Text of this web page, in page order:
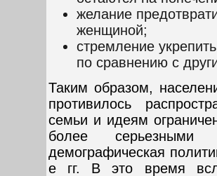
желание
женщиной;
стремление
по сравнению с
Таким образом,
противилось
семьи и идеям
более серьезными
демографическая
е гг. В это время